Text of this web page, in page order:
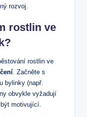
rozvoj.
rostlin ve
rostlin ve
. Začněte s
bylinky⁢ (např.
obvykle vyžadují
motivující.‍